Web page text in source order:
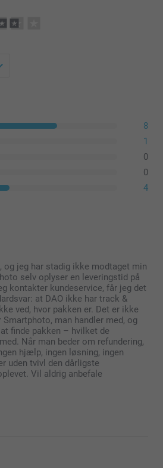
glas (Lille & Stor)
sikre en lufttæt lukning (Stor)
8
1
0
0
4
og jeg har stadig ikke modtaget min
selv oplyser en leveringstid på
kontakter kundeservice, får jeg det
at DAO ikke har track &
ved, hvor pakken er. Det er ikke
Smartphoto, man handler med, og
finde pakken – hvilket de
Når man beder om refundering,
hjælp, ingen løsning, ingen
uden tvivl den dårligste
Vil aldrig anbefale